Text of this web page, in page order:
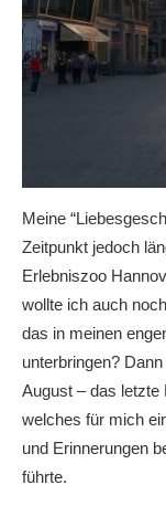
Meine
Zeitpunkt jedoch
Erlebniszoo
wollte ich auch
das in meinen
unterbringen?
August – das letzte
welches für mich
und Erinnerungen
führte.